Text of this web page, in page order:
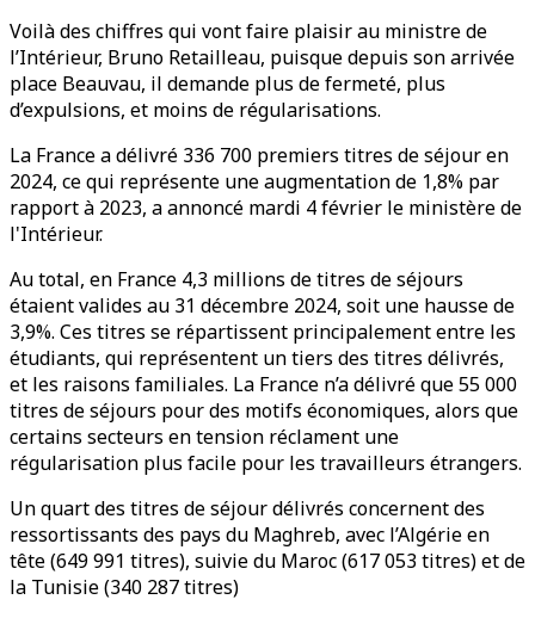
Voilà des chiffres qui vont faire plaisir au ministre de
l’Intérieur, Bruno Retailleau, puisque depuis son arrivée
place Beauvau, il demande plus de fermeté, plus
d’expulsions, et moins de régularisations.
La France a délivré 336 700 premiers titres de séjour en
2024, ce qui représente une augmentation de 1,8% par
rapport à 2023, a annoncé mardi 4 février le ministère de
l'Intérieur.
Au total, en France 4,3 millions de titres de séjours
étaient valides au 31 décembre 2024, soit une hausse de
3,9%. Ces titres se répartissent principalement entre les
étudiants, qui représentent un tiers des titres délivrés,
et les raisons familiales. La France n’a délivré que 55 000
titres de séjours pour des motifs économiques, alors que
certains secteurs en tension réclament une
régularisation plus facile pour les travailleurs étrangers.
Un quart des titres de séjour délivrés concernent des
ressortissants des pays du Maghreb, avec l’Algérie en
tête (649 991 titres), suivie du Maroc (617 053 titres) et de
la Tunisie (340 287 titres)